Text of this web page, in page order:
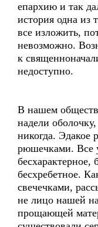
епархию и так
история одна из
все изложить,
невозможно.
к
недоступно.
В нашем
надели
никогда. Эдакое
рюшечками. Все
бесхарактерное,
бесхребетное.
свечечками,
не лицо нашей
прощающей